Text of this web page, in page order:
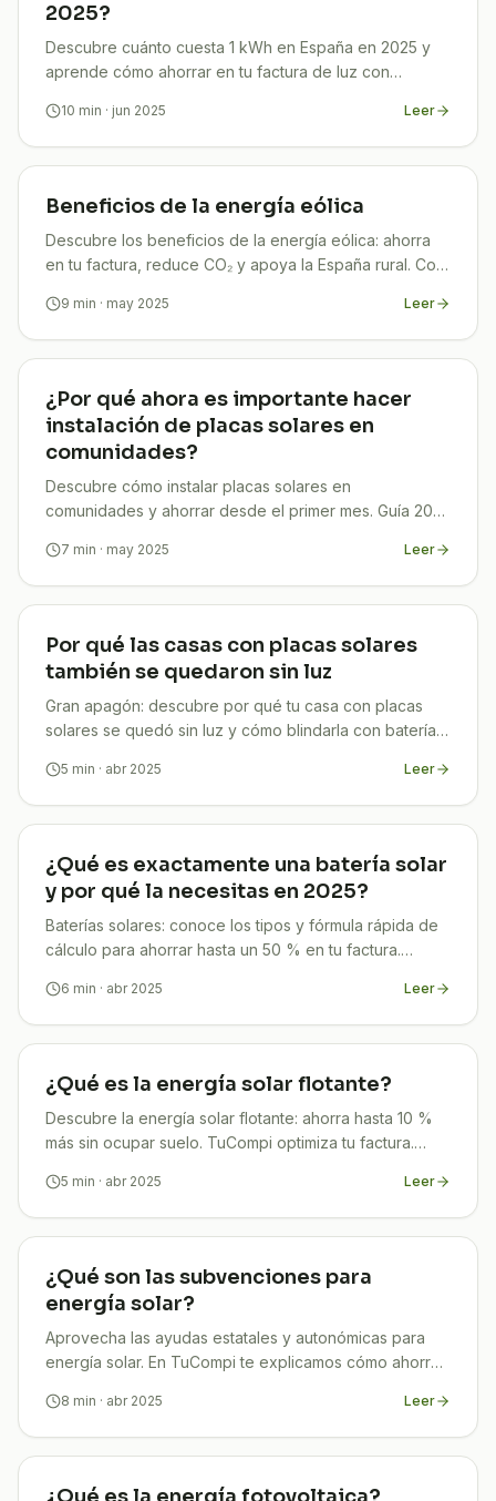
2025?
Descubre cuánto cuesta 1 kWh en España en 2025 y
aprende cómo ahorrar en tu factura de luz con
10 min · jun 2025 Leer
Beneficios de la energía eólica
Descubre los beneficios de la energía eólica: ahorra
en tu factura, reduce CO₂ y apoya la España rural. Con
9 min · may 2025 Leer
¿Por qué ahora es importante hacer
instalación de placas solares en
comunidades?
Descubre cómo instalar placas solares en
comunidades y ahorrar desde el primer mes. Guía 2025
7 min · may 2025 Leer
Por qué las casas con placas solares
también se quedaron sin luz
Gran apagón: descubre por qué tu casa con placas
solares se quedó sin luz y cómo blindarla con baterías
5 min · abr 2025 Leer
¿Qué es exactamente una batería solar
y por qué la necesitas en 2025?
Baterías solares: conoce los tipos y fórmula rápida de
cálculo para ahorrar hasta un 50 % en tu factura.
6 min · abr 2025 Leer
¿Qué es la energía solar flotante?
Descubre la energía solar flotante: ahorra hasta 10 %
más sin ocupar suelo. TuCompi optimiza tu factura.
5 min · abr 2025 Leer
¿Qué son las subvenciones para
energía solar?
Aprovecha las ayudas estatales y autonómicas para
energía solar. En TuCompi te explicamos cómo ahorrar
8 min · abr 2025 Leer